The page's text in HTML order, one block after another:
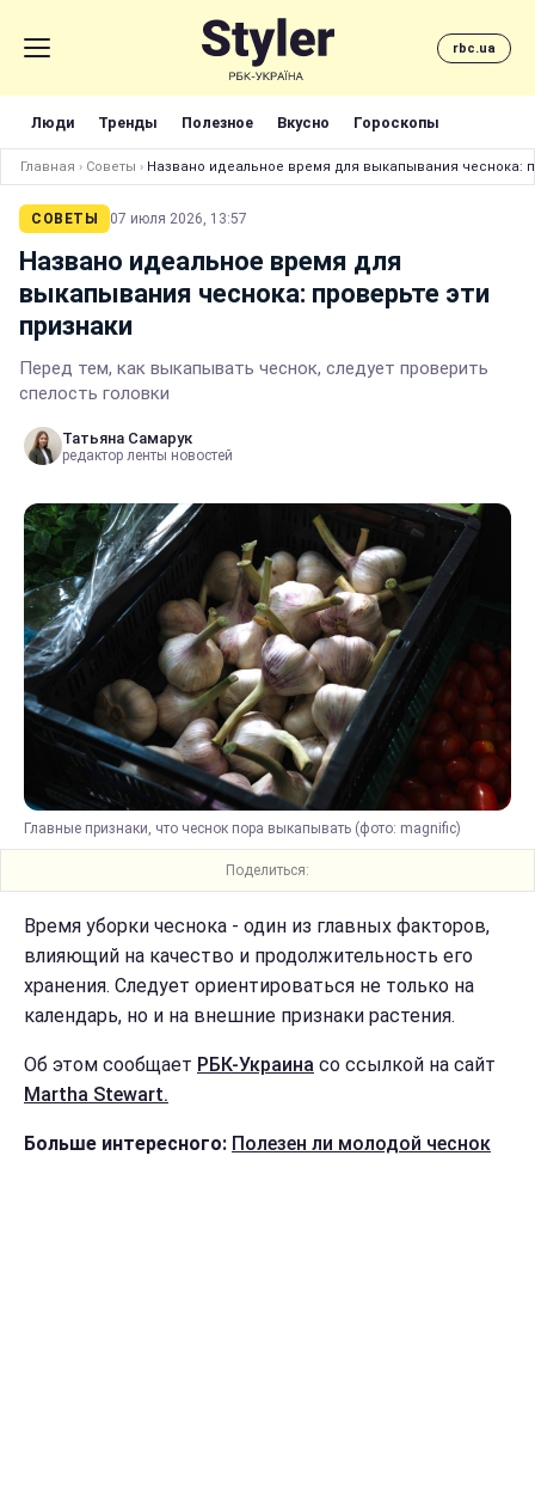
rbc.ua
Люди Тренды Полезное Вкусно Гороскопы
Главная › Советы › Названо идеальное время для выкапывания чеснока:
СОВЕТЫ 07 июля 2026, 13:57
Названо идеальное время для
выкапывания чеснока: проверьте эти
признаки
Перед тем, как выкапывать чеснок, следует проверить
спелость головки
Татьяна Самарук
редактор ленты новостей
Главные признаки, что чеснок пора выкапывать (фото: magnific)
Поделиться:
Время уборки чеснока - один из главных факторов,
влияющий на качество и продолжительность его
хранения. Следует ориентироваться не только на
календарь, но и на внешние признаки растения.
Об этом сообщает РБК-Украина со ссылкой на сайт
Martha Stewart.
Больше интересного: Полезен ли молодой чеснок